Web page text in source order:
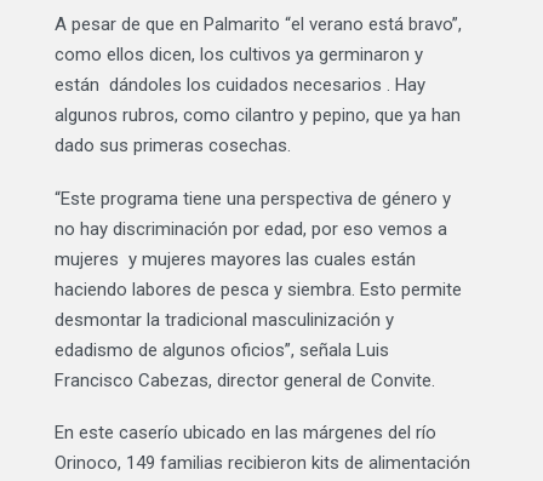
A pesar de que en Palmarito “el verano está bravo”,
como ellos dicen, los cultivos ya germinaron y
están dándoles los cuidados necesarios . Hay
algunos rubros, como cilantro y pepino, que ya han
dado sus primeras cosechas.
“Este programa tiene una perspectiva de género y
no hay discriminación por edad, por eso vemos a
mujeres y mujeres mayores las cuales están
haciendo labores de pesca y siembra. Esto permite
desmontar la tradicional masculinización y
edadismo de algunos oficios”, señala Luis
Francisco Cabezas, director general de Convite.
En este caserío ubicado en las márgenes del río
Orinoco, 149 familias recibieron kits de alimentación